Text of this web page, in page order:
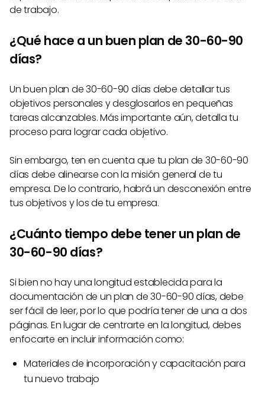
de trabajo.
¿Qué hace a un buen plan de 30-60-90
días?
Un buen plan de 30-60-90 días debe detallar tus
objetivos personales y desglosarlos en pequeñas
tareas alcanzables. Más importante aún, detalla tu
proceso para lograr cada objetivo.
Sin embargo, ten en cuenta que tu plan de 30-60-90
días debe alinearse con la misión general de tu
empresa. De lo contrario, habrá un desconexión entre
tus objetivos y los de tu empresa.
¿Cuánto tiempo debe tener un plan de
30-60-90 días?
Si bien no hay una longitud establecida para la
documentación de un plan de 30-60-90 días, debe
ser fácil de leer, por lo que podría tener de una a dos
páginas. En lugar de centrarte en la longitud, debes
enfocarte en incluir información como:
Materiales de incorporación y capacitación para
tu nuevo trabajo